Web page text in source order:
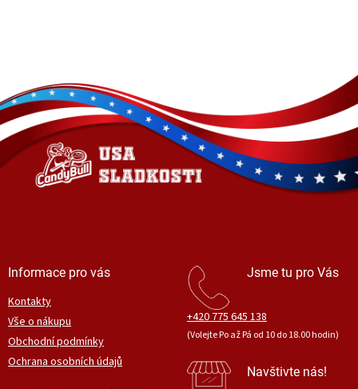
á
p
a
í
Informace pro vás
Kontakty
Vše o nákupu
Obchodní podmínky
Ochrana osobních údajů
Jsme tu pro Vás
+420 775 645 138
(Volejte Po až Pá od 10 do 18.00 hodin)
Navštivte nás!